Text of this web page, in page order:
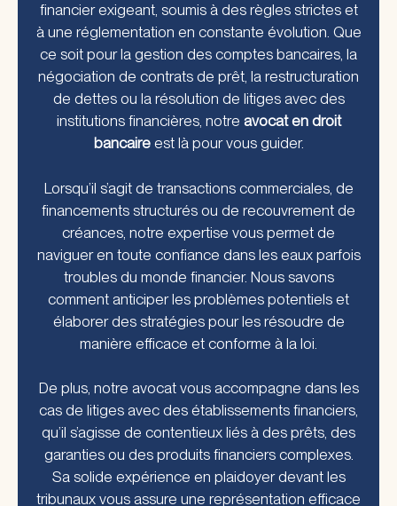
financier exigeant, soumis à des règles strictes et
à une réglementation en constante évolution. Que
ce soit pour la gestion des comptes bancaires, la
négociation de contrats de prêt, la restructuration
de dettes ou la résolution de litiges avec des
institutions financières, notre avocat en droit
bancaireest là pour vous guider.
Lorsqu’il s’agit de transactions commerciales, de
financements structurés ou de recouvrement de
créances, notre expertise vous permet de
naviguer en toute confiance dans les eaux parfois
troubles du monde financier. Nous savons
comment anticiper les problèmes potentiels et
élaborer des stratégies pour les résoudre de
manière efficace et conforme à la loi.
De plus, notre avocat vous accompagne dans les
cas de litiges avec des établissements financiers,
qu’il s’agisse de contentieux liés à des prêts, des
garanties ou des produits financiers complexes.
Sa solide expérience en plaidoyer devant les
tribunaux vous assure une représentation efficace